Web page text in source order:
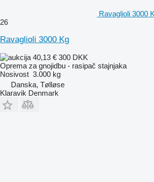
Ravaglioli 3000
26
Ravaglioli 3000 Kg
40,13 € 300 DKK
Oprema za gnojidbu - rasipač stajnjaka
Nosivost 3.000 kg
Danska, Tølløse
Klaravik Denmark